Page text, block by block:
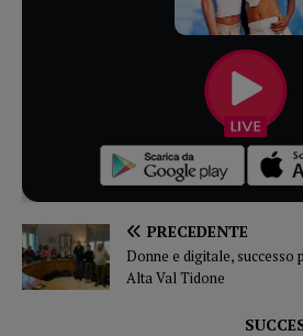
PRECEDENTE
Donne e digitale,
Alta Val Tidone